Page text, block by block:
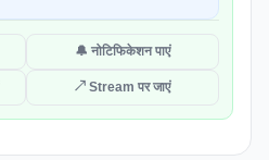
🔔 नोटिफिकेशन पाएं
↗ Stream पर जाएं